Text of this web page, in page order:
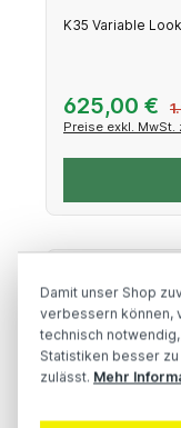
K35 Variable
Verkaufspreis:
625,00 €
Preise exkl.
Damit unser Shop
verbessern können,
technisch
Statistiken besser
zulässt. Mehr